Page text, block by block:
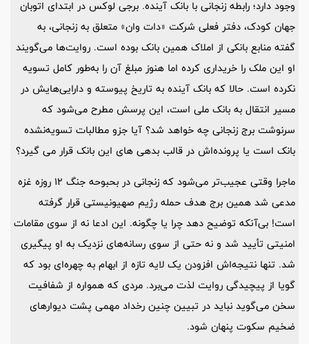
وجود دارد؛ رابطه زنجانی با بانک آینده. برجی لوکس در ابتدای اتوبان
جهان کودک، دفتر فعلی شرکت «دات وان» متعلق به زنجانی، به
گفته منابع بانکی از املاک همین بانک بوده است. روایت‌ها می‌گویند
او این ملک را خریداری کرده اما هنوز مبلغ آن را به‌طور کامل تسویه
نکرده است. حالا که بانک آینده به تاریخ پیوسته و دارایی‌هایش در
مسیر انتقال به بانک ملی است، این پرسش مطرح می‌شود که
سرنوشت برج زنجانی چه خواهد شد؟ آیا جزو مطالبات تسویه‌نشده
بانک است یا پرونده‌اش در قالب بدهی های این بانک قرار می گیرد؟
ماجرا وقتی عجیب‌تر می‌شود که زنجانی در بحبوحه جنگ 12 روزه غزه
مدعی شد همین برج هدف حمله رژیم صهیونیستی قرار گرفته
است! بی‌آنکه توضیح دهد چرا یا چگونه. این ادعا نه از سوی مقامات
امنیتی تأیید شد و نه حتی از سوی رسانه‌های نزدیک به او پیگیری
شد. تنها نتیجه‌اش افزودن یک لایه تازه از ابهام به چهره‌ای بود که
گویا از پیچیدگی روایت لذت می‌برد. مردی که همواره از شفافیت
سخن می‌گوید نباید در تبیین چنین رخداد مهمی پشت دیوارهای
ضخیم سکوت پنهان شود.